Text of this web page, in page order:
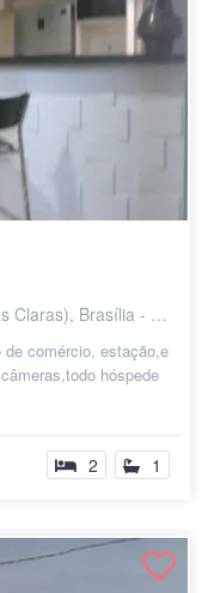
Brasília - DF
comércio, estação,e
hóspede
2 1